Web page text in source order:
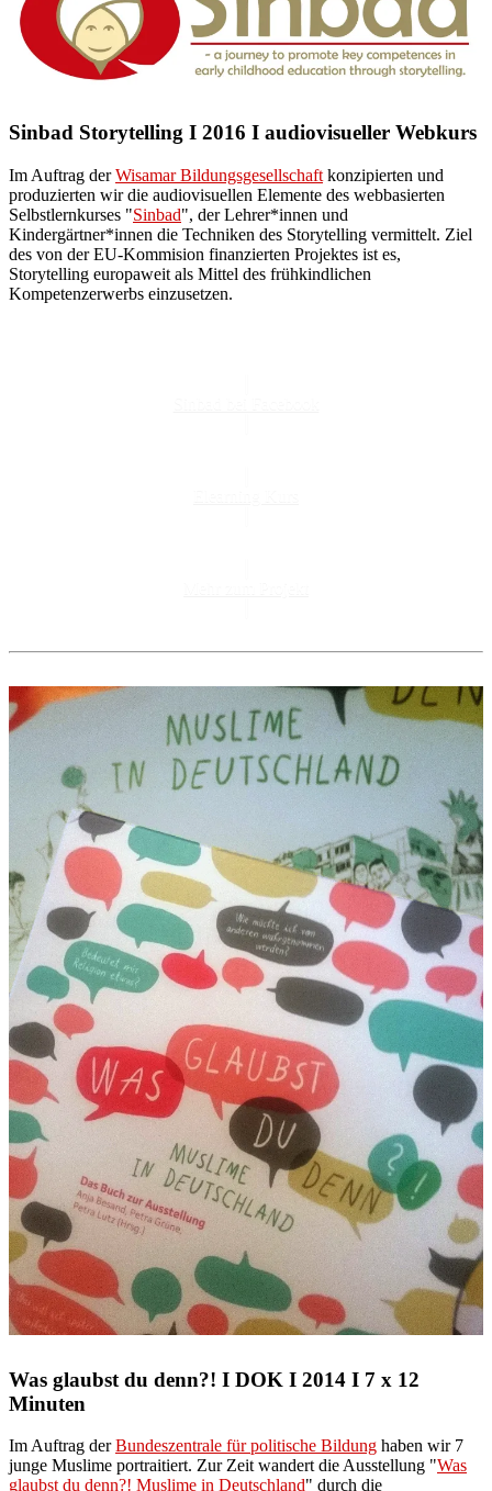
Sinbad Storytelling I 2016 I audiovisueller Webkurs
Im Auftrag derWisamar Bildungsgesellschaft konzipierten und
produzierten wir die audiovisuellen Elemente des webbasierten
Selbstlernkurses "Sinbad", der Lehrer*innen und
Kindergärtner*innen die Techniken des Storytelling vermittelt. Ziel
des von der EU-Kommision finanzierten Projektes ist es,
Storytelling europaweit als Mittel des frühkindlichen
Kompetenzerwerbs einzusetzen.
Was glaubst du denn?! I DOK I 2014 I 7 x 12
Minuten
Im Auftrag derBundeszentrale für politische Bildung haben wir 7
junge Muslime portraitiert. Zur Zeit wandert die Ausstellung "Was
glaubst du denn?! Muslime in Deutschland" durch die